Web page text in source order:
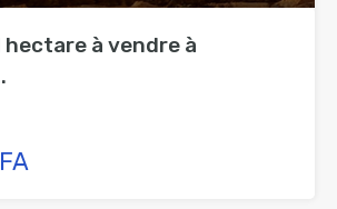
hectare à vendre à